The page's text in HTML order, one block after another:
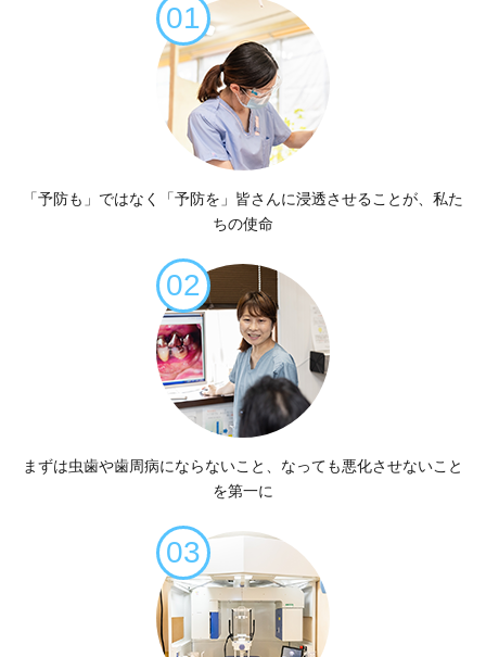
01
「予防も」ではなく 「予防を」皆さんに浸透させることが、 私た
ちの使命
02
まずは虫歯や歯周病にならないこと、 なっても悪化させないこと
を第一に
03